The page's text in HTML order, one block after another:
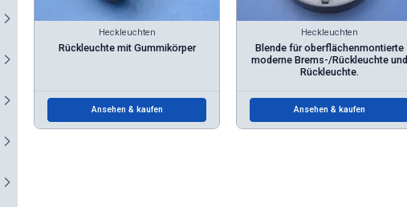
Heckleuchten
Rückleuchte mit Gummikörper
Ansehen & kaufen
Heckleuchten
Blende für oberflächenmontierte
moderne Brems-/Rückleuchte und
Rückleuchte.
Ansehen & kaufen